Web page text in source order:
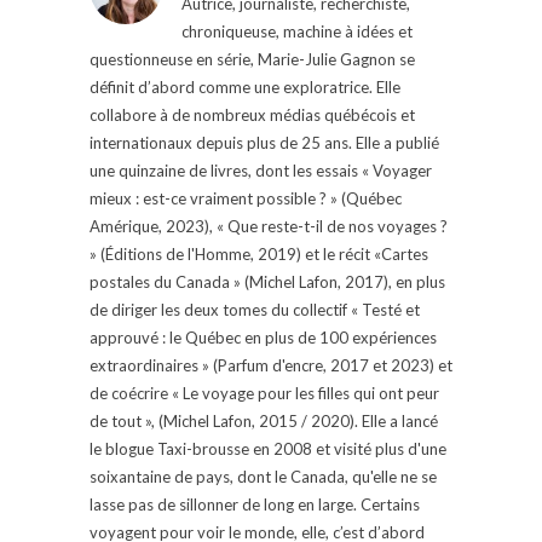
chroniqueuse, machine à idées et
questionneuse en série, Marie-Julie Gagnon se
définit d’abord comme une exploratrice. Elle
collabore à de nombreux médias québécois et
internationaux depuis plus de 25 ans. Elle a publié
une quinzaine de livres, dont les essais « Voyager
mieux : est-ce vraiment possible ? » (Québec
Amérique, 2023), « Que reste-t-il de nos voyages ?
» (Éditions de l'Homme, 2019) et le récit «Cartes
postales du Canada » (Michel Lafon, 2017), en plus
de diriger les deux tomes du collectif « Testé et
approuvé : le Québec en plus de 100 expériences
extraordinaires » (Parfum d'encre, 2017 et 2023) et
de coécrire « Le voyage pour les filles qui ont peur
de tout », (Michel Lafon, 2015 / 2020). Elle a lancé
le blogue Taxi-brousse en 2008 et visité plus d'une
soixantaine de pays, dont le Canada, qu'elle ne se
lasse pas de sillonner de long en large. Certains
voyagent pour voir le monde, elle, c’est d’abord